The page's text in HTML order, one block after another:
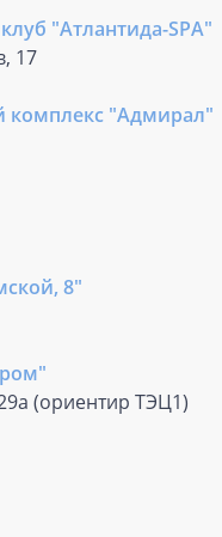
"Атлантида-SPA"
17
комплекс "Адмирал"
8"
(ориентир ТЭЦ1)